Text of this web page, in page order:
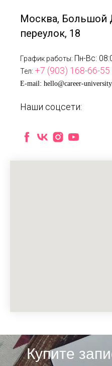
Москва, Большой
переулок, 18
График работы: Пн-Вс:
Тел: +7 (903) 168-66-55
E-mail: hello@career-
Наши соцсети:
Купите